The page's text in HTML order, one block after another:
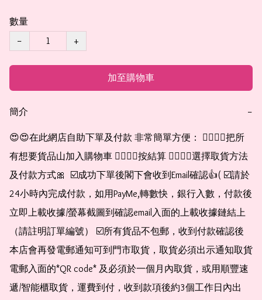
數量
−
+
加至購物車
簡介 −
😍😍在此網店自助下單及付款 非常簡單方便： 👉🏻👉🏻把所
有想要貨品山加入購物車 👉🏻👉🏻按結算 👉🏻👉🏻選擇取貨方法
及付款方式🎀  ☑️成功下單後閣下會收到Email確認👍( ☑️請於
24小時內完成付款，如用PayMe,轉數快，銀行入數，付款後
立即上載收據/螢幕截圖到確認email入面的上載收據鏈結上
（請註明訂單編號） ☑️所有貨品不包郵，收到付款確認後
本店會再發電郵通知可到門市取貨，取貨必須出示通知取貨
電郵入面的*QR code* 及必須於一個月內取貨，或用順豐速
遞/智能櫃取貨，運費到付，收到款項後約3個工作日內出